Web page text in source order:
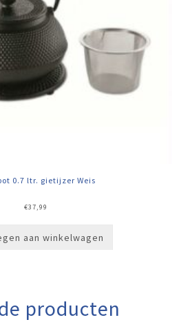
0.7 ltr. gietijzer Weis
€37,99
aan winkelwagen
producten